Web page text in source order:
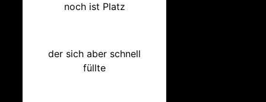
noch ist Platz
der sich aber schnell
füllte